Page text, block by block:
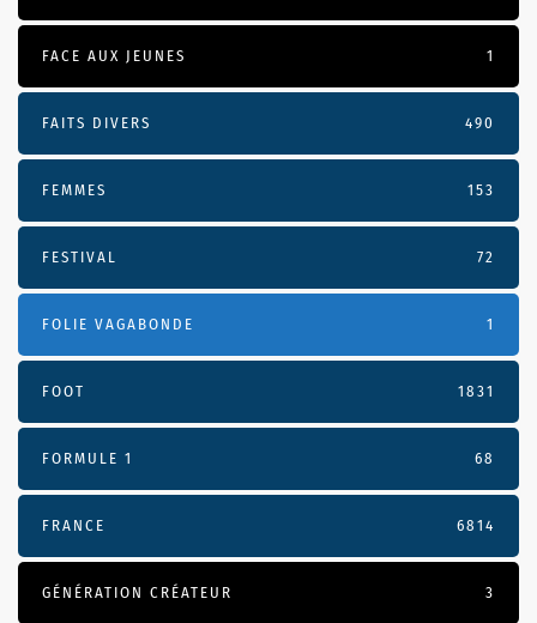
FACE AUX JEUNES 1
FAITS DIVERS 490
FEMMES 153
FESTIVAL 72
FOLIE VAGABONDE 1
FOOT 1831
FORMULE 1 68
FRANCE 6814
GÉNÉRATION CRÉATEUR 3